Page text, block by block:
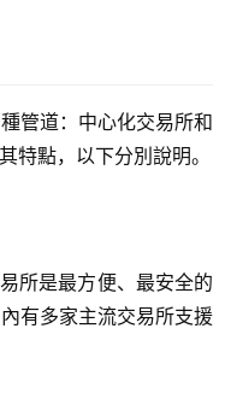
管道：中心化交易所和
特點，以下分別說明。
所是最方便、最安全的
有多家主流交易所支援